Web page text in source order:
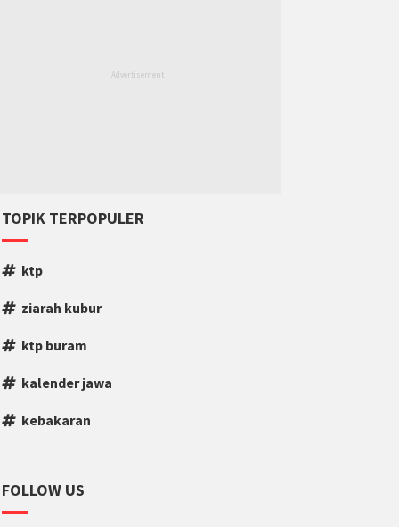
TOPIK TERPOPULER
ktp
ziarah kubur
ktp buram
kalender jawa
kebakaran
FOLLOW US